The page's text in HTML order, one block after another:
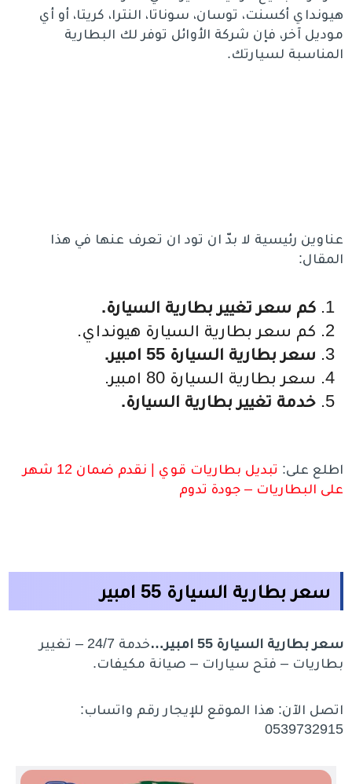
هيونداي أكسنت، توسان، سوناتا، النترا، كريتا، أو أي
موديل آخر، فإن شركة الأوائل توفر لك البطارية
المناسبة لسيارتك.
عناوين رئيسية لا بدّ ان تود ان تعرف عنها في هذا
المقال:
كم سعر تغيير بطارية السيارة.
كم سعر بطارية السيارة هيونداي.
سعر بطارية السيارة 55 امبير.
سعر بطارية السيارة 80 امبير.
خدمة تغيير بطارية السيارة.
اطلع على:
تبديل بطاريات قوي | نقدم ضمان 12 شهر
على البطاريات – جودة تدوم
سعر بطارية السيارة 55 امبير
سعر بطارية السيارة 55 امبير…
خدمة 24/7 – تغيير
بطاريات – فتح سيارات – صيانة مكيفات.
اتصل الآن: هذا الموقع للإيجار رقم واتساب:
0539732915